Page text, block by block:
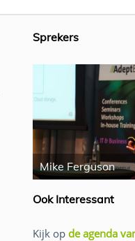
Sprekers
Mike Ferguson
Ook Interessant
Kijk op de agenda